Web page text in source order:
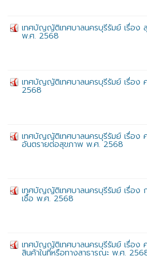
เทศบัญญัติเทศบาลนครบุรีรัมย์ เรื่อง
พ.ศ. 2568
เทศบัญญัติเทศบาลนครบุรีรัมย์ เรื่อง
2568
เทศบัญญัติเทศบาลนครบุรีรัมย์ เรื่อง
อันตรายต่อสุขภาพ พ.ศ. 2568
เทศบัญญัติเทศบาลนครบุรีรัมย์ เรื่อง
เชื้อ พ.ศ. 2568
เทศบัญญัติเทศบาลนครบุรีรัมย์ เรื่อง
สินค้าในที่หรือทางสาธารณะ พ.ศ.